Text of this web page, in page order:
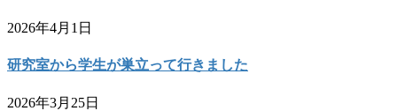
2026年4月1日
研究室から学生が巣立って行きました
2026年3月25日